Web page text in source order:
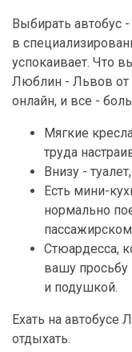
Выбирать автобус -
в
успокаивает. Что
Люблин - Львов от
онлайн, и все -
Мягкие
труда
Внизу -
Есть мини-
нормально
Стюардесса,
вашу
и подушкой.
Ехать на автобусе
отдыхать.